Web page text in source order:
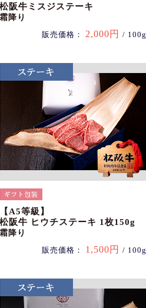
松阪牛ミスジステーキ
霜降り
販売価格： 2,000円 / 100g
【A5等級】
松阪牛 ヒウチステーキ 1枚150g
霜降り
販売価格： 1,500円 / 100g